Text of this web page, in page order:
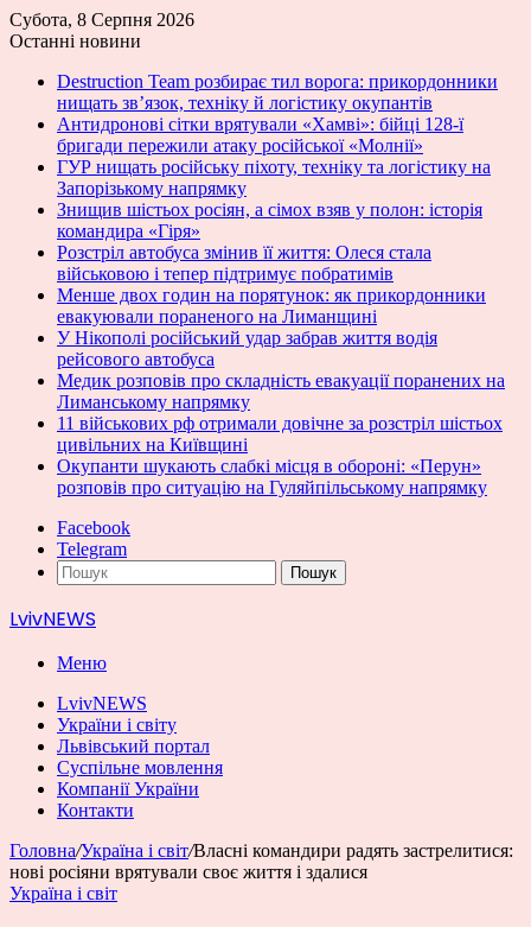
Субота, 8 Серпня 2026
Останні новини
Destruction Team розбирає тил ворога: прикордонники
нищать зв’язок, техніку й логістику окупантів
Антидронові сітки врятували «Хамві»: бійці 128-ї
бригади пережили атаку російської «Молнії»
ГУР нищать російську піхоту, техніку та логістику на
Запорізькому напрямку
Знищив шістьох росіян, а сімох взяв у полон: історія
командира «Гіря»
Розстріл автобуса змінив її життя: Олеся стала
військовою і тепер підтримує побратимів
Менше двох годин на порятунок: як прикордонники
евакуювали пораненого на Лиманщині
У Нікополі російський удар забрав життя водія
рейсового автобуса
Медик розповів про складність евакуації поранених на
Лиманському напрямку
11 військових рф отримали довічне за розстріл шістьох
цивільних на Київщині
Окупанти шукають слабкі місця в обороні: «Перун»
розповів про ситуацію на Гуляйпільському напрямку
Facebook
Telegram
Пошук
LvivNEWS
Меню
LvivNEWS
України і світу
Львівський портал
Суспільне мовлення
Компанії України
Контакти
Головна/Україна і світ/Власні командири радять застрелитися:
нові росіяни врятували своє життя і здалися
Україна і світ